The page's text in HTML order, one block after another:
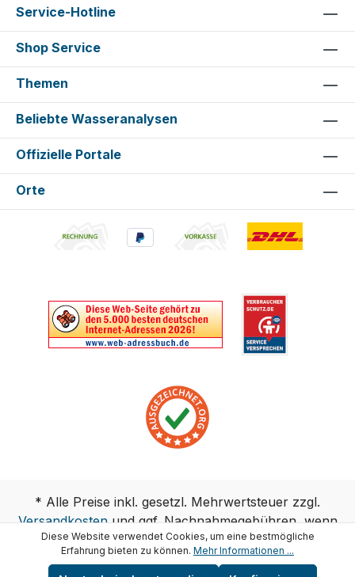
Service-Hotline
Shop Service
Themen
Beliebte Wasseranalysen
Offizielle Portale
Orte
* Alle Preise inkl. gesetzl. Mehrwertsteuer zzgl.
Versandkostenund ggf. Nachnahmegebühren, wenn
nicht anders angegeben.
Copyright © test-wasser.de
Diese Website verwendet Cookies, um eine bestmögliche
Erfahrung bieten zu können. Mehr Informationen ...